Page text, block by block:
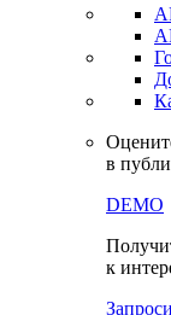
API & Data
в